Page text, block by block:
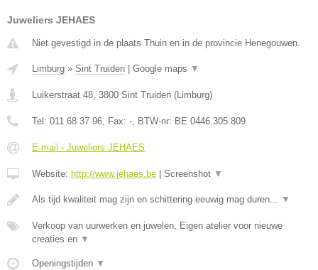
Juweliers JEHAES
Niet gevestigd in de plaats Thuin en in de provincie Henegouwen.
Limburg » Sint Truiden Google maps ▼
Luikerstraat 48, 3800 Sint Truiden (Limburg)
Tel: 011 68 37 96, Fax: -, BTW-nr: BE 0446.305.809
E-mail › Juweliers JEHAES
Website: http://www.jehaes.be Screenshot ▼
Als tijd kwaliteit mag zijn en schittering eeuwig mag duren... ▼
Verkoop van uurwerken en juwelen, Eigen atelier voor nieuwe
creaties en ▼
Openingstijden ▼